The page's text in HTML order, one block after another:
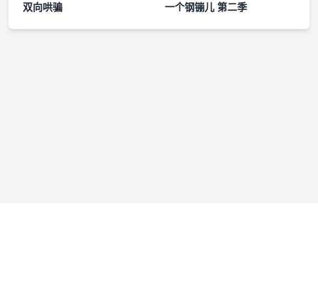
双向哄骗 一个钢镚儿 第二季